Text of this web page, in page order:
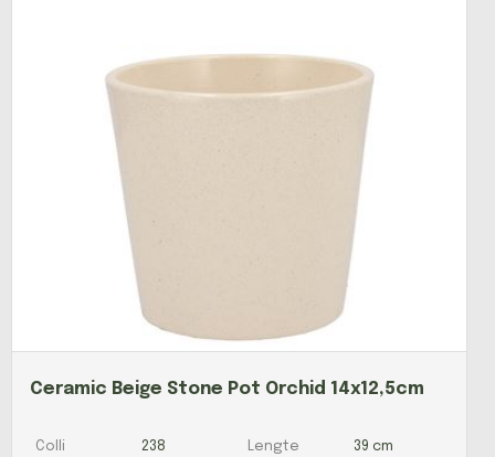
Ceramic Beige Stone Pot Orchid 14x12,5cm
Colli 238 Lengte
39 cm